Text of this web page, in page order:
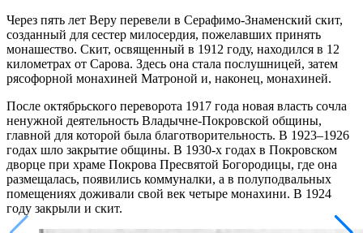
Через пять лет Веру перевели в Серафимо-Знаменский скит,
созданный для сестер милосердия, пожелавших принять
монашество. Скит, освященный в 1912 году, находился в 12
километрах от Сарова. Здесь она стала послушницей, затем
рясофорной монахиней Матроной и, наконец, монахиней.
После октябрьского переворота 1917 года новая власть сочла
ненужной деятельность Владычне-Покровской общины,
главной для которой была благотворительность. В 1923–1926
годах шло закрытие общины. В 1930-х годах в Покровском
дворце при храме Покрова Пресвятой Богородицы, где она
размещалась, появились коммуналки, а в полуподвальных
помещениях доживали свой век четыре монахини. В 1924
году закрыли и скит.